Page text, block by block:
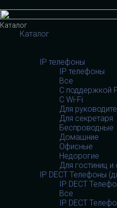
Каталог
Каталог
IP телефоны
IP телефоны
Все
С поддержкой
C Wi-Fi
Для
Для секретаря
Беспроводные
Домашние
Офисные
Недорогие
Для гостиниц и
IP DECT Телефоны
IP DECT
Все
IP DECT